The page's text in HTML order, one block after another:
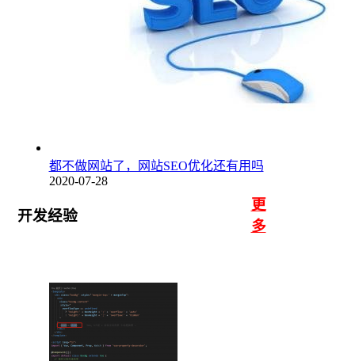
都不做网站了，网站SEO优化还有用吗
2020-07-28
开发经验
更
多